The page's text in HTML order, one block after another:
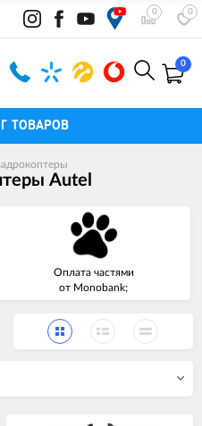
0 0
0
ТОВАРОВ
Autel
Оплата частями
от Monobank;